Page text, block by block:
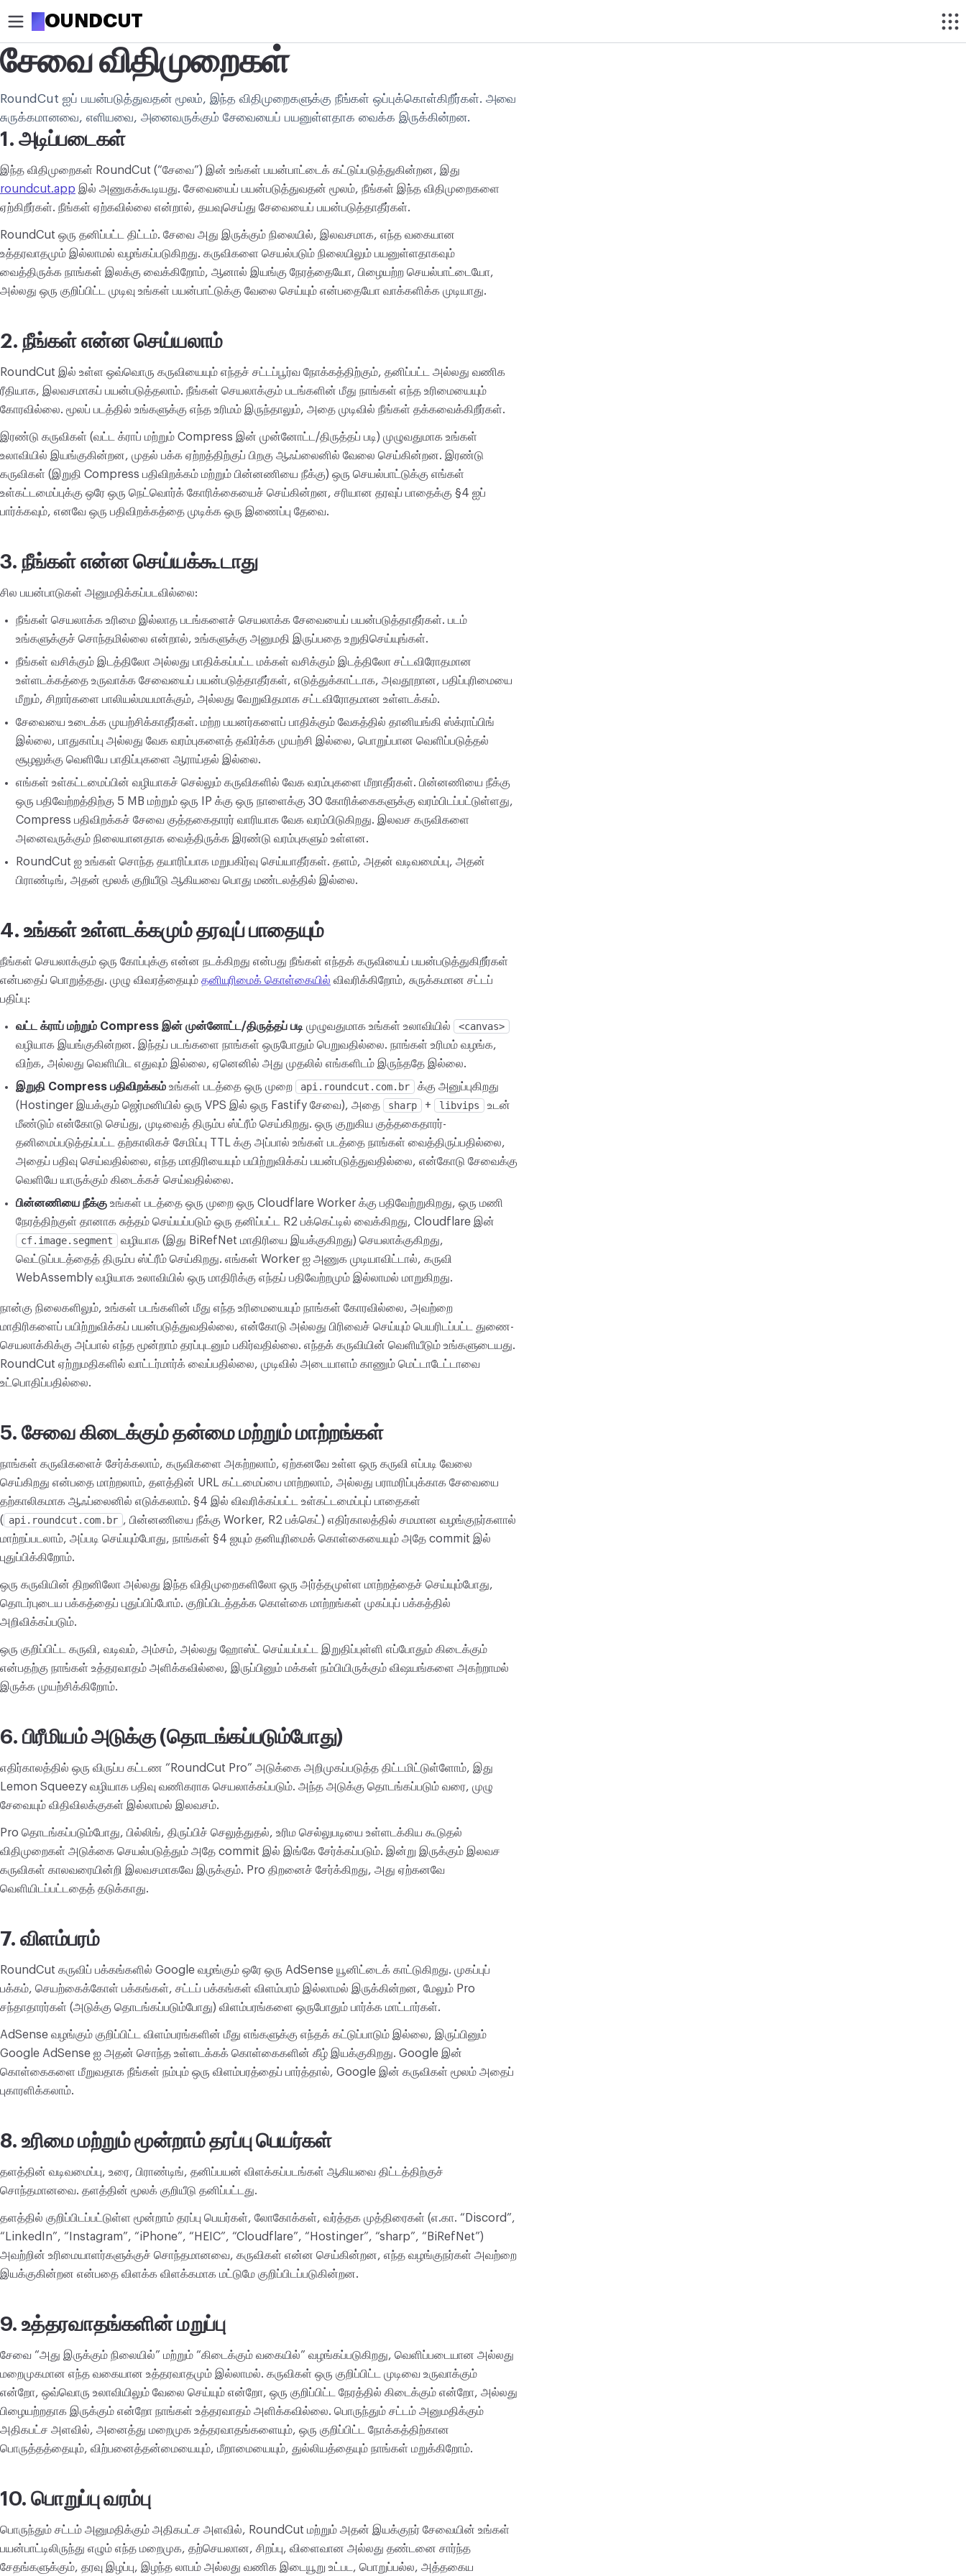
ROUNDCUT
படத்தை வட்டமாக வெட்டு
படத்தை வெட்டு
மேம்படுத்து
படத்தை அழுத்து
பின்னணியை அகற்று
மாற்று
மாற்று
மற்றவை
சேவை விதிமுறைகள்
RoundCut ஐப் பயன்படுத்துவதன் மூலம், இந்த விதிமுறைகளுக்கு நீங்கள் ஒப்புக்கொள்கிறீர்கள். அவை
சுருக்கமானவை, எளியவை, அனைவருக்கும் சேவையைப் பயனுள்ளதாக வைக்க இருக்கின்றன.
1. அடிப்படைகள்
இந்த விதிமுறைகள் RoundCut (“சேவை”) இன் உங்கள் பயன்பாட்டைக் கட்டுப்படுத்துகின்றன, இது
roundcut.app இல் அணுகக்கூடியது. சேவையைப் பயன்படுத்துவதன் மூலம், நீங்கள் இந்த விதிமுறைகளை
ஏற்கிறீர்கள். நீங்கள் ஏற்கவில்லை என்றால், தயவுசெய்து சேவையைப் பயன்படுத்தாதீர்கள்.
RoundCut ஒரு தனிப்பட்ட திட்டம். சேவை அது இருக்கும் நிலையில், இலவசமாக, எந்த வகையான
உத்தரவாதமும் இல்லாமல் வழங்கப்படுகிறது. கருவிகளை செயல்படும் நிலையிலும் பயனுள்ளதாகவும்
வைத்திருக்க நாங்கள் இலக்கு வைக்கிறோம், ஆனால் இயங்கு நேரத்தையோ, பிழையற்ற செயல்பாட்டையோ,
அல்லது ஒரு குறிப்பிட்ட முடிவு உங்கள் பயன்பாட்டுக்கு வேலை செய்யும் என்பதையோ வாக்களிக்க முடியாது.
2. நீங்கள் என்ன செய்யலாம்
RoundCut இல் உள்ள ஒவ்வொரு கருவியையும் எந்தச் சட்டப்பூர்வ நோக்கத்திற்கும், தனிப்பட்ட அல்லது வணிக
ரீதியாக, இலவசமாகப் பயன்படுத்தலாம். நீங்கள் செயலாக்கும் படங்களின் மீது நாங்கள் எந்த உரிமையையும்
கோரவில்லை. மூலப் படத்தில் உங்களுக்கு எந்த உரிமம் இருந்தாலும், அதை முடிவில் நீங்கள் தக்கவைக்கிறீர்கள்.
இரண்டு கருவிகள் (வட்ட க்ராப் மற்றும் Compress இன் முன்னோட்ட/திருத்தப் படி) முழுவதுமாக உங்கள்
உலாவியில் இயங்குகின்றன, முதல் பக்க ஏற்றத்திற்குப் பிறகு ஆஃப்லைனில் வேலை செய்கின்றன. இரண்டு
கருவிகள் (இறுதி Compress பதிவிறக்கம் மற்றும் பின்னணியை நீக்கு) ஒரு செயல்பாட்டுக்கு எங்கள்
உள்கட்டமைப்புக்கு ஒரே ஒரு நெட்வொர்க் கோரிக்கையைச் செய்கின்றன, சரியான தரவுப் பாதைக்கு §4 ஐப்
பார்க்கவும், எனவே ஒரு பதிவிறக்கத்தை முடிக்க ஒரு இணைப்பு தேவை.
3. நீங்கள் என்ன செய்யக்கூடாது
சில பயன்பாடுகள் அனுமதிக்கப்படவில்லை:
நீங்கள் செயலாக்க உரிமை இல்லாத படங்களைச் செயலாக்க சேவையைப் பயன்படுத்தாதீர்கள். படம்
உங்களுக்குச் சொந்தமில்லை என்றால், உங்களுக்கு அனுமதி இருப்பதை உறுதிசெய்யுங்கள்.
நீங்கள் வசிக்கும் இடத்திலோ அல்லது பாதிக்கப்பட்ட மக்கள் வசிக்கும் இடத்திலோ சட்டவிரோதமான
உள்ளடக்கத்தை உருவாக்க சேவையைப் பயன்படுத்தாதீர்கள், எடுத்துக்காட்டாக, அவதூறான, பதிப்புரிமையை
மீறும், சிறார்களை பாலியல்மயமாக்கும், அல்லது வேறுவிதமாக சட்டவிரோதமான உள்ளடக்கம்.
சேவையை உடைக்க முயற்சிக்காதீர்கள். மற்ற பயனர்களைப் பாதிக்கும் வேகத்தில் தானியங்கி ஸ்க்ராப்பிங்
இல்லை, பாதுகாப்பு அல்லது வேக வரம்புகளைத் தவிர்க்க முயற்சி இல்லை, பொறுப்பான வெளிப்படுத்தல்
சூழலுக்கு வெளியே பாதிப்புகளை ஆராய்தல் இல்லை.
எங்கள் உள்கட்டமைப்பின் வழியாகச் செல்லும் கருவிகளில் வேக வரம்புகளை மீறாதீர்கள். பின்னணியை நீக்கு
ஒரு பதிவேற்றத்திற்கு 5 MB மற்றும் ஒரு IP க்கு ஒரு நாளைக்கு 30 கோரிக்கைகளுக்கு வரம்பிடப்பட்டுள்ளது,
Compress பதிவிறக்கச் சேவை குத்தகைதாரர் வாரியாக வேக வரம்பிடுகிறது. இலவச கருவிகளை
அனைவருக்கும் நிலையானதாக வைத்திருக்க இரண்டு வரம்புகளும் உள்ளன.
RoundCut ஐ உங்கள் சொந்த தயாரிப்பாக மறுபகிர்வு செய்யாதீர்கள். தளம், அதன் வடிவமைப்பு, அதன்
பிராண்டிங், அதன் மூலக் குறியீடு ஆகியவை பொது மண்டலத்தில் இல்லை.
4. உங்கள் உள்ளடக்கமும் தரவுப் பாதையும்
நீங்கள் செயலாக்கும் ஒரு கோப்புக்கு என்ன நடக்கிறது என்பது நீங்கள் எந்தக் கருவியைப் பயன்படுத்துகிறீர்கள்
என்பதைப் பொறுத்தது. முழு விவரத்தையும் தனியுரிமைக் கொள்கையில் விவரிக்கிறோம், சுருக்கமான சட்டப்
பதிப்பு:
வட்ட க்ராப் மற்றும் Compress இன் முன்னோட்ட/திருத்தப் படி முழுவதுமாக உங்கள் உலாவியில்
<canvas>
வழியாக இயங்குகின்றன. இந்தப் படங்களை நாங்கள் ஒருபோதும் பெறுவதில்லை. நாங்கள் உரிமம் வழங்க,
விற்க, அல்லது வெளியிட எதுவும் இல்லை, ஏனெனில் அது முதலில் எங்களிடம் இருந்ததே இல்லை.
இறுதி Compress பதிவிறக்கம் உங்கள் படத்தை ஒரு முறை api.roundcut.com.br
க்கு அனுப்புகிறது
(Hostinger இயக்கும் ஜெர்மனியில் ஒரு VPS இல் ஒரு Fastify சேவை), அதை
sharp + libvips
உடன்
மீண்டும் என்கோடு செய்து, முடிவைத் திரும்ப ஸ்ட்ரீம் செய்கிறது. ஒரு குறுகிய குத்தகைதாரர்-
தனிமைப்படுத்தப்பட்ட தற்காலிகச் சேமிப்பு TTL க்கு அப்பால் உங்கள் படத்தை நாங்கள் வைத்திருப்பதில்லை,
அதைப் பதிவு செய்வதில்லை, எந்த மாதிரியையும் பயிற்றுவிக்கப் பயன்படுத்துவதில்லை, என்கோடு சேவைக்கு
வெளியே யாருக்கும் கிடைக்கச் செய்வதில்லை.
பின்னணியை நீக்கு உங்கள் படத்தை ஒரு முறை ஒரு Cloudflare Worker க்கு பதிவேற்றுகிறது, ஒரு மணி
நேரத்திற்குள் தானாக சுத்தம் செய்யப்படும் ஒரு தனிப்பட்ட R2 பக்கெட்டில் வைக்கிறது, Cloudflare இன்
cf.image.segment
வழியாக (இது BiRefNet மாதிரியை இயக்குகிறது) செயலாக்குகிறது,
வெட்டுப்படத்தைத் திரும்ப ஸ்ட்ரீம் செய்கிறது. எங்கள் Worker ஐ அணுக முடியாவிட்டால், கருவி
WebAssembly வழியாக உலாவியில் ஒரு மாதிரிக்கு எந்தப் பதிவேற்றமும் இல்லாமல் மாறுகிறது.
நான்கு நிலைகளிலும், உங்கள் படங்களின் மீது எந்த உரிமையையும் நாங்கள் கோரவில்லை, அவற்றை
மாதிரிகளைப் பயிற்றுவிக்கப் பயன்படுத்துவதில்லை, என்கோடு அல்லது பிரிவைச் செய்யும் பெயரிடப்பட்ட துணை-
செயலாக்கிக்கு அப்பால் எந்த மூன்றாம் தரப்புடனும் பகிர்வதில்லை. எந்தக் கருவியின் வெளியீடும் உங்களுடையது.
RoundCut ஏற்றுமதிகளில் வாட்டர்மார்க் வைப்பதில்லை, முடிவில் அடையாளம் காணும் மெட்டாடேட்டாவை
உட்பொதிப்பதில்லை.
5. சேவை கிடைக்கும் தன்மை மற்றும் மாற்றங்கள்
நாங்கள் கருவிகளைச் சேர்க்கலாம், கருவிகளை அகற்றலாம், ஏற்கனவே உள்ள ஒரு கருவி எப்படி வேலை
செய்கிறது என்பதை மாற்றலாம், தளத்தின் URL கட்டமைப்பை மாற்றலாம், அல்லது பராமரிப்புக்காக சேவையை
தற்காலிகமாக ஆஃப்லைனில் எடுக்கலாம். §4 இல் விவரிக்கப்பட்ட உள்கட்டமைப்புப் பாதைகள்
( api.roundcut.com.br , பின்னணியை நீக்கு Worker, R2 பக்கெட்) எதிர்காலத்தில் சமமான வழங்குநர்களால்
மாற்றப்படலாம், அப்படி செய்யும்போது, நாங்கள் §4 ஐயும் தனியுரிமைக் கொள்கையையும் அதே commit இல்
புதுப்பிக்கிறோம்.
ஒரு கருவியின் திறனிலோ அல்லது இந்த விதிமுறைகளிலோ ஒரு அர்த்தமுள்ள மாற்றத்தைச் செய்யும்போது,
தொடர்புடைய பக்கத்தைப் புதுப்பிப்போம். குறிப்பிடத்தக்க கொள்கை மாற்றங்கள் முகப்புப் பக்கத்தில்
அறிவிக்கப்படும்.
ஒரு குறிப்பிட்ட கருவி, வடிவம், அம்சம், அல்லது ஹோஸ்ட் செய்யப்பட்ட இறுதிப்புள்ளி எப்போதும் கிடைக்கும்
என்பதற்கு நாங்கள் உத்தரவாதம் அளிக்கவில்லை, இருப்பினும் மக்கள் நம்பியிருக்கும் விஷயங்களை அகற்றாமல்
இருக்க முயற்சிக்கிறோம்.
6. பிரீமியம் அடுக்கு (தொடங்கப்படும்போது)
எதிர்காலத்தில் ஒரு விருப்ப கட்டண “RoundCut Pro” அடுக்கை அறிமுகப்படுத்த திட்டமிட்டுள்ளோம், இது
Lemon Squeezy வழியாக பதிவு வணிகராக செயலாக்கப்படும். அந்த அடுக்கு தொடங்கப்படும் வரை, முழு
சேவையும் விதிவிலக்குகள் இல்லாமல் இலவசம்.
Pro தொடங்கப்படும்போது, பில்லிங், திருப்பிச் செலுத்துதல், உரிம செல்லுபடியை உள்ளடக்கிய கூடுதல்
விதிமுறைகள் அடுக்கை செயல்படுத்தும் அதே commit இல் இங்கே சேர்க்கப்படும். இன்று இருக்கும் இலவச
கருவிகள் காலவரையின்றி இலவசமாகவே இருக்கும். Pro திறனைச் சேர்க்கிறது, அது ஏற்கனவே
வெளியிடப்பட்டதைத் தடுக்காது.
7. விளம்பரம்
RoundCut கருவிப் பக்கங்களில் Google வழங்கும் ஒரே ஒரு AdSense யூனிட்டைக் காட்டுகிறது. முகப்புப்
பக்கம், செயற்கைக்கோள் பக்கங்கள், சட்டப் பக்கங்கள் விளம்பரம் இல்லாமல் இருக்கின்றன, மேலும் Pro
சந்தாதாரர்கள் (அடுக்கு தொடங்கப்படும்போது) விளம்பரங்களை ஒருபோதும் பார்க்க மாட்டார்கள்.
AdSense வழங்கும் குறிப்பிட்ட விளம்பரங்களின் மீது எங்களுக்கு எந்தக் கட்டுப்பாடும் இல்லை, இருப்பினும்
Google AdSense ஐ அதன் சொந்த உள்ளடக்கக் கொள்கைகளின் கீழ் இயக்குகிறது. Google இன்
கொள்கைகளை மீறுவதாக நீங்கள் நம்பும் ஒரு விளம்பரத்தைப் பார்த்தால், Google இன் கருவிகள் மூலம் அதைப்
புகாரளிக்கலாம்.
8. உரிமை மற்றும் மூன்றாம் தரப்பு பெயர்கள்
தளத்தின் வடிவமைப்பு, உரை, பிராண்டிங், தனிப்பயன் விளக்கப்படங்கள் ஆகியவை திட்டத்திற்குச்
சொந்தமானவை. தளத்தின் மூலக் குறியீடு தனிப்பட்டது.
தளத்தில் குறிப்பிடப்பட்டுள்ள மூன்றாம் தரப்பு பெயர்கள், லோகோக்கள், வர்த்தக முத்திரைகள் (எ.கா. “Discord”,
“LinkedIn”, “Instagram”, “iPhone”, “HEIC”, “Cloudflare”, “Hostinger”, “sharp”, “BiRefNet”)
அவற்றின் உரிமையாளர்களுக்குச் சொந்தமானவை, கருவிகள் என்ன செய்கின்றன, எந்த வழங்குநர்கள் அவற்றை
இயக்குகின்றன என்பதை விளக்க விளக்கமாக மட்டுமே குறிப்பிடப்படுகின்றன.
9. உத்தரவாதங்களின் மறுப்பு
சேவை “அது இருக்கும் நிலையில்” மற்றும் “கிடைக்கும் வகையில்” வழங்கப்படுகிறது, வெளிப்படையான அல்லது
மறைமுகமான எந்த வகையான உத்தரவாதமும் இல்லாமல். கருவிகள் ஒரு குறிப்பிட்ட முடிவை உருவாக்கும்
என்றோ, ஒவ்வொரு உலாவியிலும் வேலை செய்யும் என்றோ, ஒரு குறிப்பிட்ட நேரத்தில் கிடைக்கும் என்றோ, அல்லது
பிழையற்றதாக இருக்கும் என்றோ நாங்கள் உத்தரவாதம் அளிக்கவில்லை. பொருந்தும் சட்டம் அனுமதிக்கும்
அதிகபட்ச அளவில், அனைத்து மறைமுக உத்தரவாதங்களையும், ஒரு குறிப்பிட்ட நோக்கத்திற்கான
பொருத்தத்தையும், விற்பனைத்தன்மையையும், மீறாமையையும், துல்லியத்தையும் நாங்கள் மறுக்கிறோம்.
10. பொறுப்பு வரம்பு
பொருந்தும் சட்டம் அனுமதிக்கும் அதிகபட்ச அளவில், RoundCut மற்றும் அதன் இயக்குநர் சேவையின் உங்கள்
பயன்பாட்டிலிருந்து எழும் எந்த மறைமுக, தற்செயலான, சிறப்பு, விளைவான அல்லது தண்டனை சார்ந்த
சேதங்களுக்கும், தரவு இழப்பு, இழந்த லாபம் அல்லது வணிக இடையூறு உட்பட, பொறுப்பல்ல, அத்தகைய